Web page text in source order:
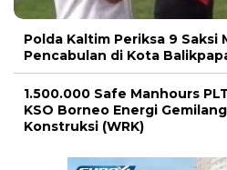
Polda Kaltim Periksa 9 Saksi
Pencabulan di Kota
1.500.000 Safe Manhours
KSO Borneo Energi
Konstruksi (WRK)